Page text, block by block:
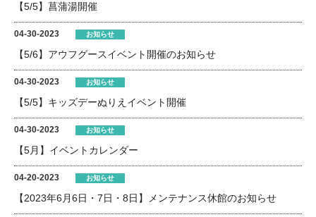
【5/5】菖蒲湯開催
04-30-2023 お知らせ
【5/6】アウフグースイベント開催のお知らせ
04-30-2023 お知らせ
【5/5】キッズデーぬりえイベント開催
04-30-2023 お知らせ
【5月】イベントカレンダー
04-20-2023 お知らせ
【2023年6月6日・7日・8日】メンテナンス休館のお知らせ